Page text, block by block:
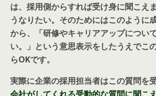
は、採用側からすれば受け身に聞こえ
うなりたい。そのためにはこのように
から、「研修やキャリアアップについ
い。」という意思表示をしたうえでこ
らOKです。
実際に企業の採用担当者はこの質問を